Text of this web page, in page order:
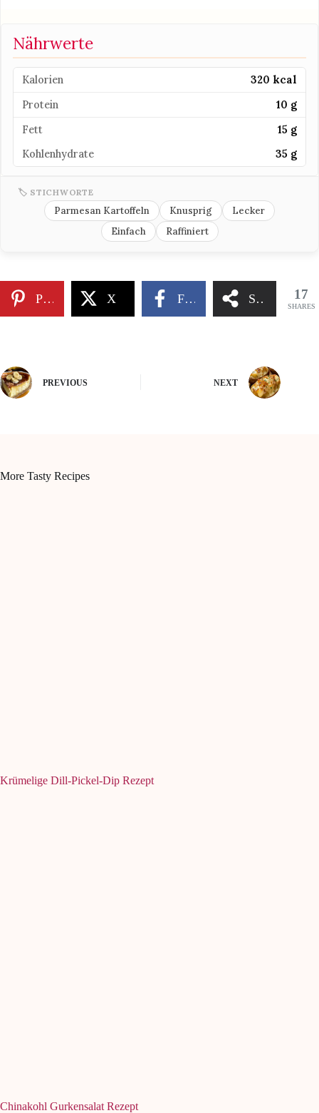
Nährwerte
Kalorien
320 kcal
Protein
10 g
Fett
15 g
Kohlenhydrate
35 g
🏷 STICHWORTE
Parmesan Kartoffeln Knusprig
Lecker
Einfach
Raffiniert
Pinterest X Facebook Share 17
SHARES
PREVIOUS NEXT
More Tasty Recipes
Krümelige Dill-Pickel-Dip Rezept
Chinakohl Gurkensalat Rezept